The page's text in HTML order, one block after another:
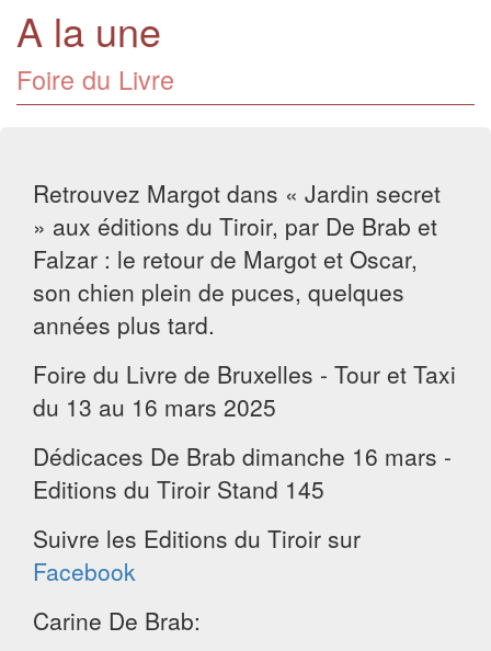
A la une
Foire du Livre
Retrouvez Margot dans « Jardin secret
» aux éditions du Tiroir, par De Brab et
Falzar : le retour de Margot et Oscar,
son chien plein de puces, quelques
années plus tard.
Foire du Livre de Bruxelles - Tour et Taxi
du 13 au 16 mars 2025
Dédicaces De Brab dimanche 16 mars -
Editions du Tiroir Stand 145
Suivre les Editions du Tiroir sur
Facebook
Carine De Brab: